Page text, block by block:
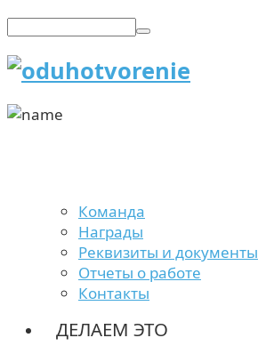
Команда
Награды
Реквизиты и документы
Отчеты о работе
Контакты
ДЕЛАЕМ ЭТО